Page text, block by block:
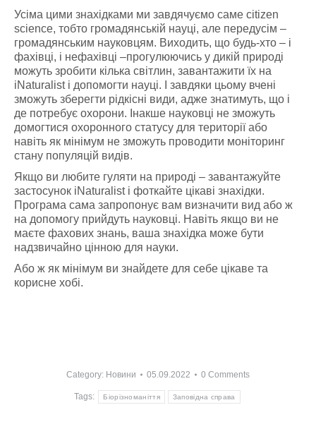
Усіма цими знахідками ми завдячуємо саме citizen
science, тобто громадянській науці, але передусім –
громадянським науковцям. Виходить, що будь-хто – і
фахівці, і нефахівці –прогулюючись у дикій природі
можуть зробити кілька світлин, завантажити їх на
iNaturalist і допомогти науці. І завдяки цьому вчені
зможуть зберегти рідкісні види, адже знатимуть, що і
де потребує охорони. Інакше науковці не зможуть
домогтися охоронного статусу для території або
навіть як мінімум не зможуть проводити моніторинг
стану популяцій видів.
Якщо ви любите гуляти на природі – завантажуйте
застосунок iNaturalist і фоткайте цікаві знахідки.
Програма сама запропонує вам визначити вид або ж
на допомогу прийдуть науковці. Навіть якщо ви не
маєте фахових знань, ваша знахідка може бути
надзвичайно цінною для науки.
Або ж як мінімум ви знайдете для себе цікаве та
корисне хобі.
Category: Новини 05.09.2022 0 Comments
Tags: Біорізноманіття Заповідна справа